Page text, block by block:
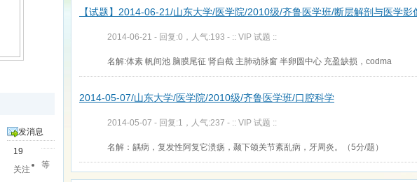
发消息
19
关注
等
【试题】2014-06-21/山东大学/医学院/2010级/齐鲁医学班/断层解剖与医学影
2014-06-21 - 回复:0，人气:193 - :: VIP 试题 ::
名解:体素 帆间池 脑膜尾征 肾自截 主肺动脉窗 半卵圆中心 充盈缺损，codma
2014-05-07/山东大学/医学院/2010级/齐鲁医学班/口腔科学
2014-05-07 - 回复:1，人气:237 - :: VIP 试题 ::
名解：龋病，复发性阿复它溃疡，颞下颌关节紊乱病，牙周炎。（5分/题）